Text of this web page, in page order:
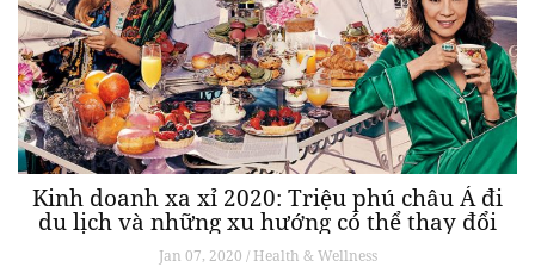
Kinh doanh xa xỉ 2020: Triệu phú châu Á đi
du lịch và những xu hướng có thể thay đổi
ngành du lịch thượng lưu
Jan 07, 2020 / Health & Wellness